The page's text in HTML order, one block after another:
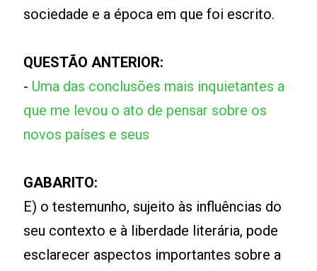
sociedade e a época em que foi escrito.
QUESTÃO ANTERIOR:
- Uma das conclusões mais inquietantes a
que me levou o ato de pensar sobre os
novos países e seus
GABARITO:
E) o testemunho, sujeito às influências do
seu contexto e à liberdade literária, pode
esclarecer aspectos importantes sobre a